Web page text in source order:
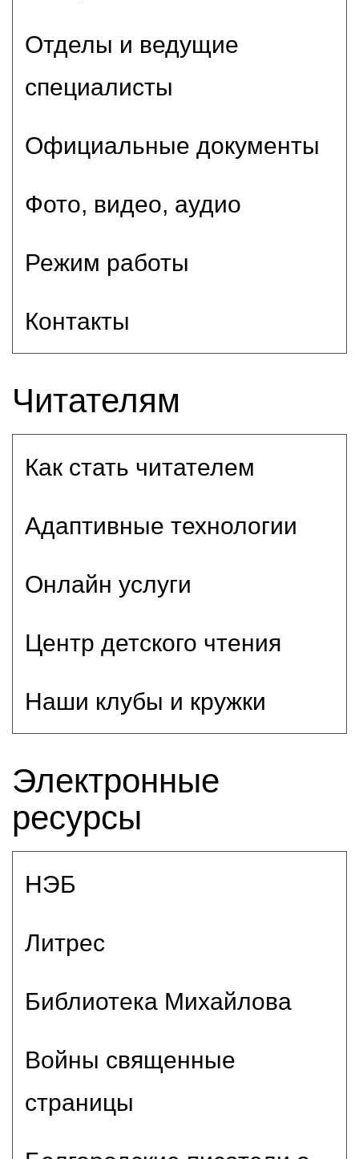
Отделы и ведущие
специалисты
Официальные документы
Фото, видео, аудио
Режим работы
Контакты
Читателям
Как стать читателем
Адаптивные технологии
Онлайн услуги
Центр детского чтения
Наши клубы и кружки
Электронные
ресурсы
НЭБ
Литрес
Библиотека Михайлова
Войны священные
страницы